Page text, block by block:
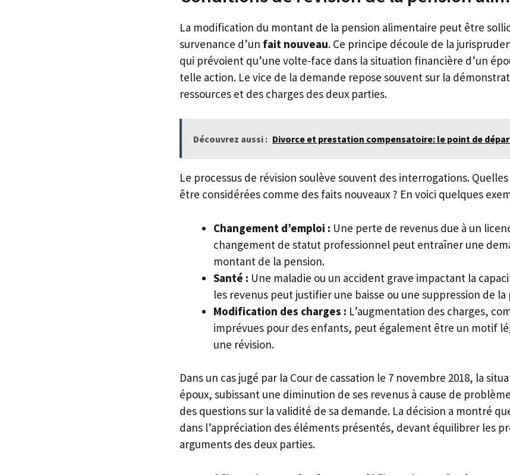
La modification du montant de la pension alimentaire peut être
survenance d’un fait nouveau. Ce principe découle de la
qui prévoient qu’une volte-face dans la situation financière d’un
telle action. Le vice de la demande repose souvent sur la
ressources et des charges des deux parties.
Découvrez aussi : Divorce et prestation compensatoire: le point de
Le processus de révision soulève souvent des interrogations.
être considérées comme des faits nouveaux ? En voici quelques
Changement d’emploi : Une perte de revenus due à un
changement de statut professionnel peut entraîner une
montant de la pension.
Santé : Une maladie ou un accident grave impactant la
les revenus peut justifier une baisse ou une suppression de la
Modification des charges : L’augmentation des charges,
imprévues pour des enfants, peut également être un motif
une révision.
Dans un cas jugé par la Cour de cassation le 7 novembre 2018, la
époux, subissant une diminution de ses revenus à cause de
des questions sur la validité de sa demande. La décision a montré
dans l’appréciation des éléments présentés, devant équilibrer les
arguments des deux parties.